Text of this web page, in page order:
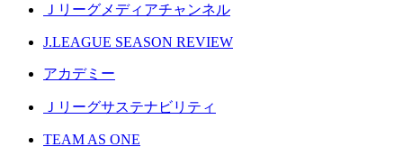
Ｊリーグメディアチャンネル
J.LEAGUE SEASON REVIEW
アカデミー
Ｊリーグサステナビリティ
TEAM AS ONE